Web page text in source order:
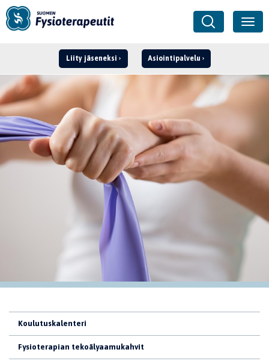
Liity jäseneksi Asiointipalvelu
Kirjaudu ›
Koulutuskalenteri
Fysioterapian tekoälyaamukahvit